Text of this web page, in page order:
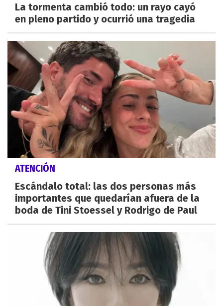
La tormenta cambió todo: un rayo cayó
en pleno partido y ocurrió una tragedia
ATENCIÓN
Escándalo total: las dos personas más
importantes que quedarían afuera de la
boda de Tini Stoessel y Rodrigo de Paul